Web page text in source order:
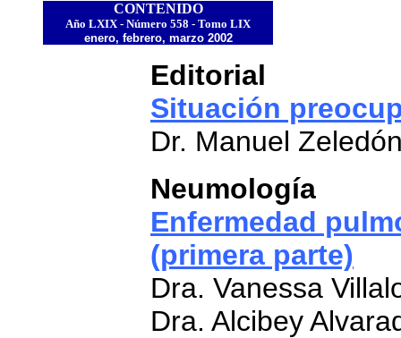
CONTENIDO
Año LXIX - Número 558 - Tomo LIX
enero, febrero, marzo 2002
Editorial
Situación
Dr. Manuel
Neumología
Enfermedad
(primera parte)
Dra. Vanessa
Dra. Alcibey